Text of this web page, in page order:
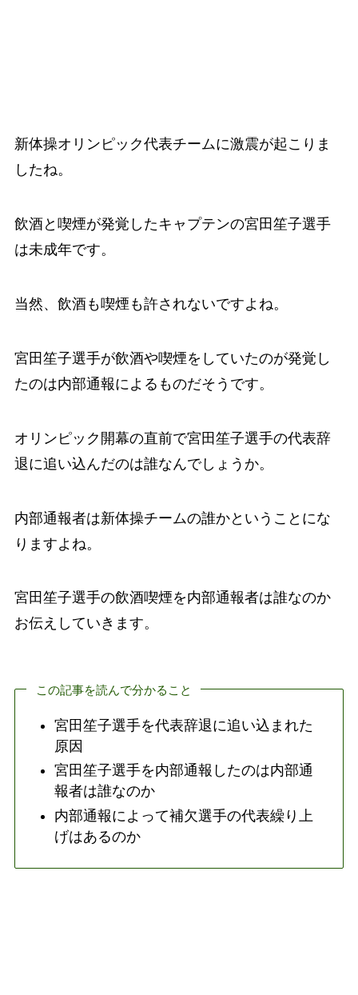
新体操オリンピック代表チームに激震が起こりま
したね。
飲酒と喫煙が発覚したキャプテンの宮田笙子選手
は未成年です。
当然、飲酒も喫煙も許されないですよね。
宮田笙子選手が飲酒や喫煙をしていたのが発覚し
たのは内部通報によるものだそうです。
オリンピック開幕の直前で宮田笙子選手の代表辞
退に追い込んだのは誰なんでしょうか。
内部通報者は新体操チームの誰かということにな
りますよね。
宮田笙子選手の飲酒喫煙を内部通報者は誰なのか
お伝えしていきます。
この記事を読んで分かること
宮田笙子選手を代表辞退に追い込まれた
原因
宮田笙子選手を内部通報したのは内部通
報者は誰なのか
内部通報によって補欠選手の代表繰り上
げはあるのか